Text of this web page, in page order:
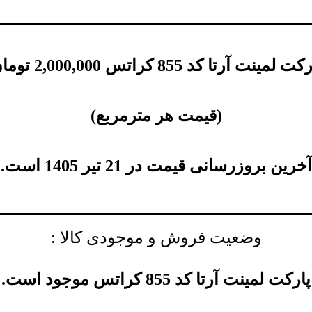
آرتا کد 855 کراتس 2,000,000
(قیمت هر مترمربع)
آخرین بروزرسانی قیمت در 21 تیر 1405 است.
وضعیت فروش و موجودی کالا :
پارکت لمینت آرتا کد 855 کراتس موجود است.